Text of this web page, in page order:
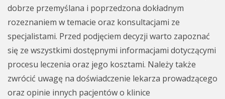
dobrze przemyślana i poprzedzona dokładnym
rozeznaniem w temacie oraz konsultacjami ze
specjalistami. Przed podjęciem decyzji warto zapoznać
się ze wszystkimi dostępnymi informacjami dotyczącymi
procesu leczenia oraz jego kosztami. Należy także
zwrócić uwagę na doświadczenie lekarza prowadzącego
oraz opinie innych pacjentów o klinice